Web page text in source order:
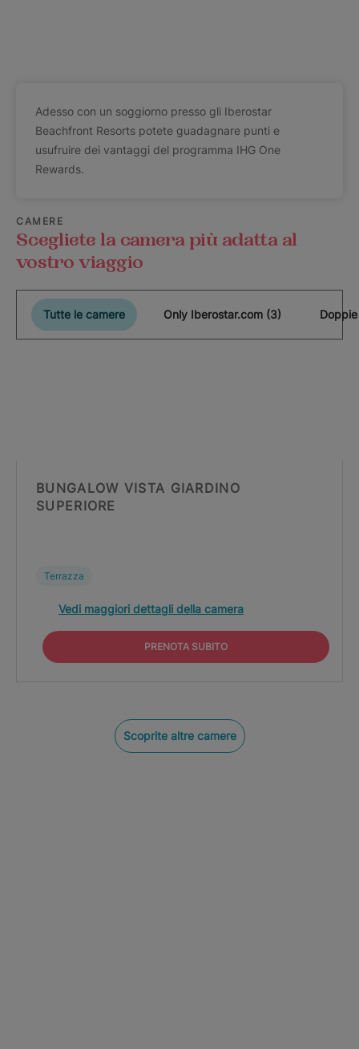
Adesso con un soggiorno presso gli Iberostar
Beachfront Resorts potete guadagnare punti e
usufruire dei vantaggi del programma IHG One
Rewards.
CAMERE
Scegliete la camera più adatta al
vostro viaggio
Tutte le camere Only Iberostar.com (3)
BUNGALOW VISTA GIARDINO
SUPERIORE
Terrazza
Vedi maggiori dettagli della camera
PRENOTA SUBITO
Scoprite altre camere